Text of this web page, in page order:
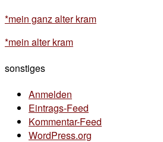
*mein ganz alter kram
*mein alter kram
sonstiges
Anmelden
Eintrags-Feed
Kommentar-Feed
WordPress.org